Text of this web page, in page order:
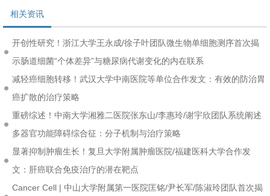
相关资讯
开创性研究！浙江大学王永成/徐子叶团队微生物单细胞测序首次揭
示肠道细菌“个体差异”与糖尿病代谢变化的内在联系
减轻癌细胞转移！武汉大学中南医院等单位合作发文：有效的防治胃
癌扩散的治疗策略
重磅综述！中南大学湘雅二医院张东山/李惠玲/谢宇欣团队系统阐述
多器官功能障碍综合征：分子机制与治疗策略
显著抑制肿瘤生长！复旦大学附属肿瘤医院/福建医科大学合作发
文：肝癌联合免疫治疗的潜在靶点
Cancer Cell | 中山大学附属第一医院匡铭/尹长军/陈淑玲团队首次揭